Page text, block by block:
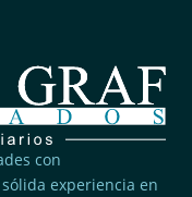
con
experiencia en